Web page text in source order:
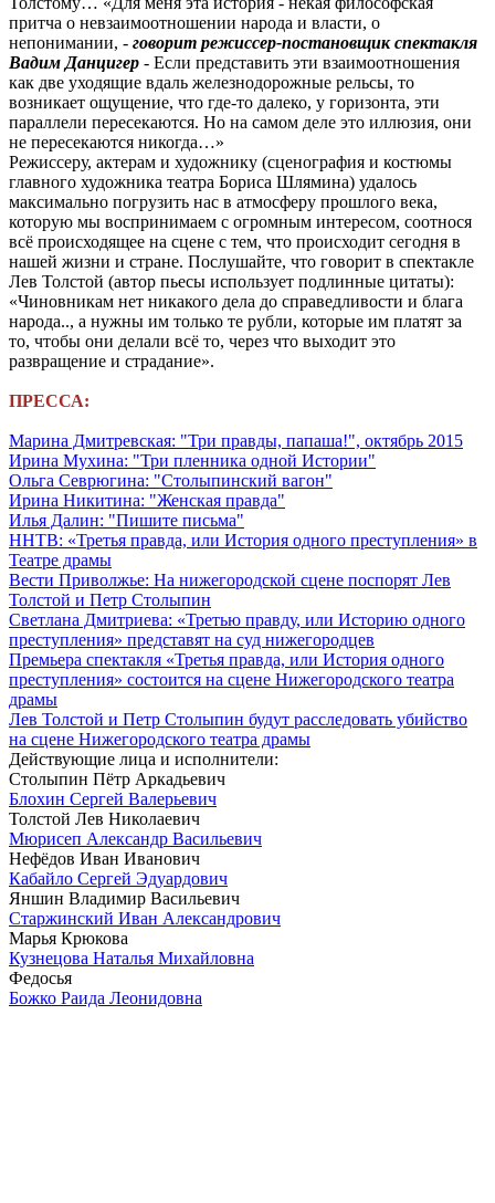
притча о невзаимоотношении народа и власти, о
непонимании, - говорит режиссер-постановщик спектакля
Вадим Данцигер - Если представить эти взаимоотношения
как две уходящие вдаль железнодорожные рельсы, то
возникает ощущение, что где-то далеко, у горизонта, эти
параллели пересекаются. Но на самом деле это иллюзия, они
не пересекаются никогда…»
Режиссеру, актерам и художнику (сценография и костюмы
главного художника театра Бориса Шлямина) удалось
максимально погрузить нас в атмосферу прошлого века,
которую мы воспринимаем с огромным интересом, соотнося
всё происходящее на сцене с тем, что происходит сегодня в
нашей жизни и стране. Послушайте, что говорит в спектакле
Лев Толстой (автор пьесы использует подлинные цитаты):
«Чиновникам нет никакого дела до справедливости и блага
народа.., а нужны им только те рубли, которые им платят за
то, чтобы они делали всё то, через что выходит это
развращение и страдание».
ПРЕССА:
Марина Дмитревская: "Три правды, папаша!", октябрь 2015
Ирина Мухина: "Три пленника одной Истории"
Ольга Севрюгина: "Столыпинский вагон"
Ирина Никитина: "Женская правда"
Илья Далин: "Пишите письма"
ННТВ: «Третья правда, или История одного преступления» в
Театре драмы
Вести Приволжье: На нижегородской сцене поспорят Лев
Толстой и Петр Столыпин
Светлана Дмитриева: «Третью правду, или Историю одного
преступления» представят на суд нижегородцев
Премьера спектакля «Третья правда, или История одного
преступления» состоится на сцене Нижегородского театра
драмы
Лев Толстой и Петр Столыпин будут расследовать убийство
на сцене Нижегородского театра драмы
Действующие лица и исполнители:
Столыпин Пётр Аркадьевич
Блохин Сергей Валерьевич
Толстой Лев Николаевич
Мюрисеп Александр Васильевич
Нефёдов Иван Иванович
Кабайло Сергей Эдуардович
Яншин Владимир Васильевич
Старжинский Иван Александрович
Марья Крюкова
Кузнецова Наталья Михайловна
Федосья
Божко Раида Леонидовна